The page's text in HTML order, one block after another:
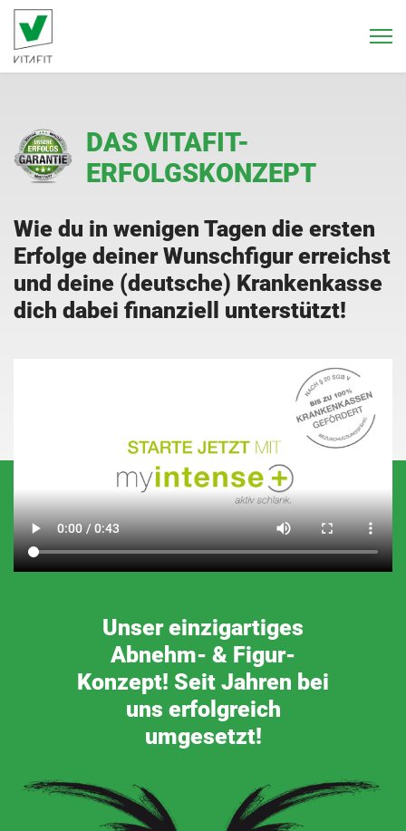
DAS VITAFIT-
ERFOLGSKONZEPT
Wie du in wenigen Tagen die ersten
Erfolge deiner Wunschfigur erreichst
und deine (deutsche) Krankenkasse
dich dabei finanziell unterstützt!
Unser einzigartiges
Abnehm- & Figur-
Konzept! Seit Jahren bei
uns erfolgreich
umgesetzt!